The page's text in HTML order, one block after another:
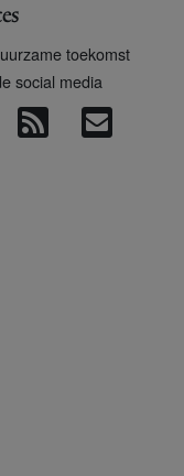
toekomst
social media